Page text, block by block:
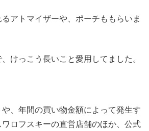
アトマイザーや、ポーチももらいま
けっこう長いこと愛用してました。
、年間の買い物金額によって発生す
ロフスキーの直営店舗のほか、公式